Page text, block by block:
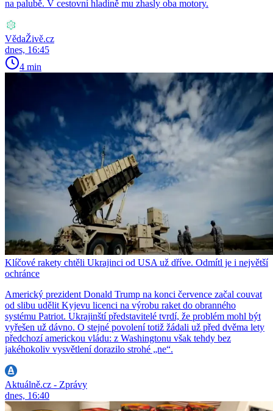
na palubě. V cestovní hladině mu zhasly oba motory.
VědaŽivě.cz
dnes, 16:45
4 min
Klíčové rakety chtěli Ukrajinci od USA už dříve. Odmítl je i největší
ochránce
Americký prezident Donald Trump na konci července začal couvat
od slibu udělit Kyjevu licenci na výrobu raket do obranného
systému Patriot. Ukrajinští představitelé tvrdí, že problém mohl být
vyřešen už dávno. O stejné povolení totiž žádali už před dvěma lety
předchozí americkou vládu: z Washingtonu však tehdy bez
jakéhokoliv vysvětlení dorazilo strohé „ne“.
Aktuálně.cz - Zprávy
dnes, 16:40